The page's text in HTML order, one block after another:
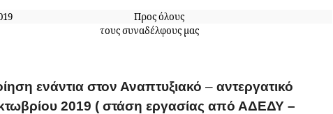
30-9-2019 Προς όλους
174 τους συναδέλφους μας
ενάντια στον Αναπτυξιακό – αντεργατικό
2019 ( στάση εργασίας από ΑΔΕΔΥ –